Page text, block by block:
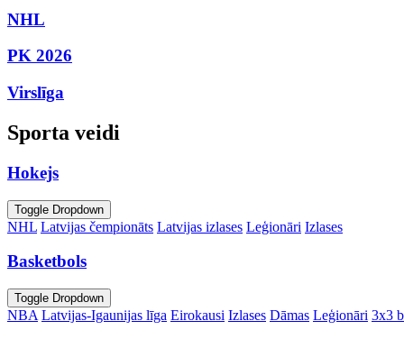
NHL
PK 2026
Virslīga
Sporta veidi
Hokejs
Toggle Dropdown
NHL Latvijas čempionāts Latvijas izlases Leģionāri Izlases
Basketbols
Toggle Dropdown
NBA Latvijas-Igaunijas līga Eirokausi Izlases Dāmas Leģionāri 3x3